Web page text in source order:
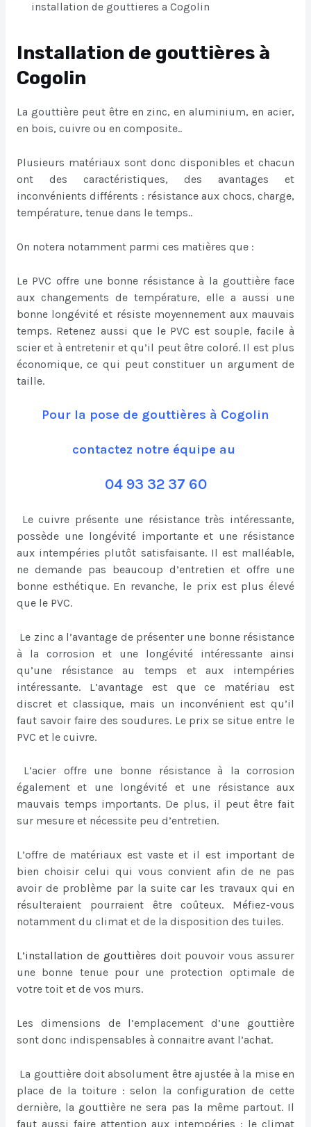
installation de gouttieres a Cogolin
Installation de gouttières à
Cogolin
La gouttière peut être en zinc, en aluminium, en acier,
en bois, cuivre ou en composite..
Plusieurs matériaux sont donc disponibles et chacun
ont des caractéristiques, des avantages et
inconvénients différents : résistance aux chocs, charge,
température, tenue dans le temps..
On notera notamment parmi ces matières que :
Le PVC offre une bonne résistance à la gouttière face
aux changements de température, elle a aussi une
bonne longévité et résiste moyennement aux mauvais
temps. Retenez aussi que le PVC est souple, facile à
scier et à entretenir et qu’il peut être coloré. Il est plus
économique, ce qui peut constituer un argument de
taille.
Pour la pose de gouttières à Cogolin
contactez notre équipe au
04 93 32 37 60
Le cuivre présente une résistance très intéressante,
possède une longévité importante et une résistance
aux intempéries plutôt satisfaisante. Il est malléable,
ne demande pas beaucoup d’entretien et offre une
bonne esthétique. En revanche, le prix est plus élevé
que le PVC.
Le zinc a l’avantage de présenter une bonne résistance
à la corrosion et une longévité intéressante ainsi
qu’une résistance au temps et aux intempéries
intéressante. L’avantage est que ce matériau est
discret et classique, mais un inconvénient est qu’il
faut savoir faire des soudures. Le prix se situe entre le
PVC et le cuivre.
L’acier offre une bonne résistance à la corrosion
également et une longévité et une résistance aux
mauvais temps importants. De plus, il peut être fait
sur mesure et nécessite peu d’entretien.
L’offre de matériaux est vaste et il est important de
bien choisir celui qui vous convient afin de ne pas
avoir de problème par la suite car les travaux qui en
résulteraient pourraient être coûteux. Méfiez-vous
notamment du climat et de la disposition des tuiles.
L’installation de gouttières doit pouvoir vous assurer
une bonne tenue pour une protection optimale de
votre toit et de vos murs.
Les dimensions de l’emplacement d’une gouttière
sont donc indispensables à connaitre avant l’achat.
La gouttière doit absolument être ajustée à la mise en
place de la toiture : selon la configuration de cette
dernière, la gouttière ne sera pas la même partout. Il
faut aussi faire attention aux intempéries : le climat